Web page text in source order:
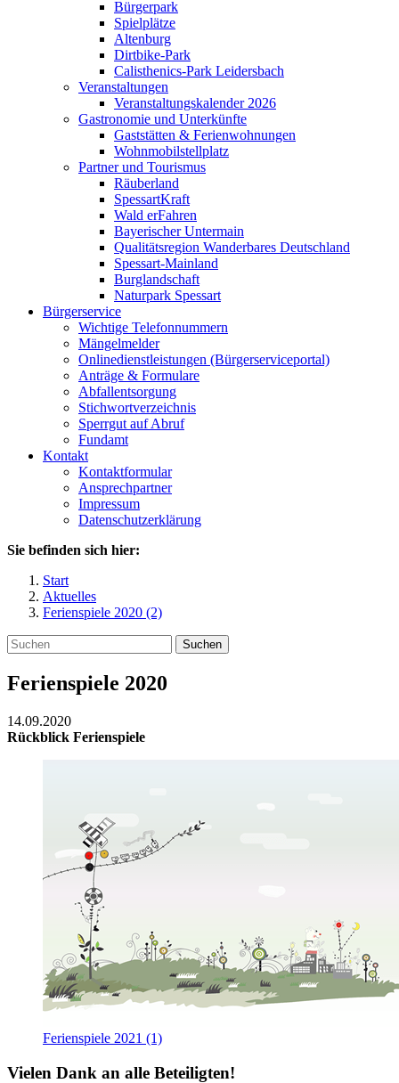
Bürgerpark
Spielplätze
Altenburg
Dirtbike-Park
Calisthenics-Park Leidersbach
Veranstaltungen
Veranstaltungskalender 2026
Gastronomie und Unterkünfte
Gaststätten & Ferienwohnungen
Wohnmobilstellplatz
Partner und Tourismus
Räuberland
SpessartKraft
Wald erFahren
Bayerischer Untermain
Qualitätsregion Wanderbares Deutschland
Spessart-Mainland
Burglandschaft
Naturpark Spessart
Bürgerservice
Wichtige Telefonnummern
Mängelmelder
Onlinedienstleistungen (Bürgerserviceportal)
Anträge & Formulare
Abfallentsorgung
Stichwortverzeichnis
Sperrgut auf Abruf
Fundamt
Kontakt
Kontaktformular
Ansprechpartner
Impressum
Datenschutzerklärung
Sie befinden sich hier:
Start
Aktuelles
Ferienspiele 2020 (2)
Suchen
Ferienspiele 2020
14.09.2020
Rückblick Ferienspiele
Ferienspiele 2021 (1)
Vielen Dank an alle Beteiligten!